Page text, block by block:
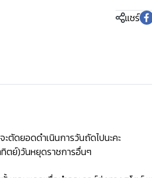
แชร์
ดยอดดำเนินการวันถัดไปนะคะ
ทิตย์)วันหยุดราชการอื่นๆ